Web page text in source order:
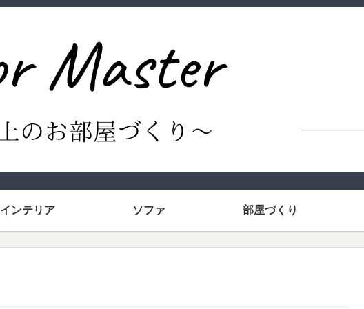
インテリア ソファ 部屋づくり